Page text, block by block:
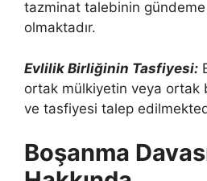
tazminat talebinin
olmaktadır.
Evlilik Birliğinin Tasfiyesi:
ortak mülkiyetin veya ortak
ve tasfiyesi talep
Boşanma